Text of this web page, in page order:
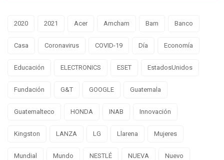
2020 2021 Acer Amcham Bam Banco
Casa Coronavirus COVID-19 Día Economía
Educación ELECTRONICS ESET EstadosUnidos
Fundación G&T GOOGLE Guatemala
Guatemalteco HONDA INAB Innovación
Kingston LANZA LG Llarena Mujeres
Mundial Mundo NESTLÉ NUEVA Nuevo